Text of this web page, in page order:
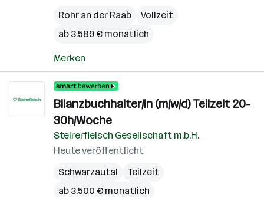
Rohr an der Raab
Vollzeit
ab 3.589 € monatlich
Merken
Bilanzbuchhalter/in (m/w/d) Teilzeit 20-
30h/Woche
Steirerfleisch Gesellschaft m.b.H.
Heute veröffentlicht
Schwarzautal
Teilzeit
ab 3.500 € monatlich